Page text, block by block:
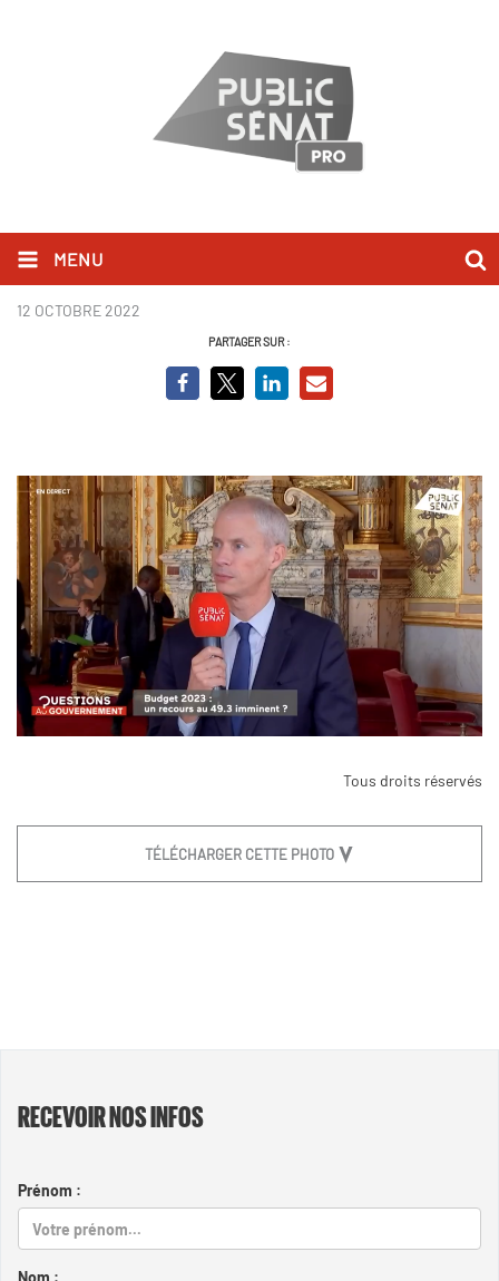
MENU
Franck Riester - QAG
12 OCTOBRE 2022
PARTAGER SUR :
Tous droits réservés
TÉLÉCHARGER CETTE PHOTO
RECEVOIR NOS INFOS
Prénom :
Nom :